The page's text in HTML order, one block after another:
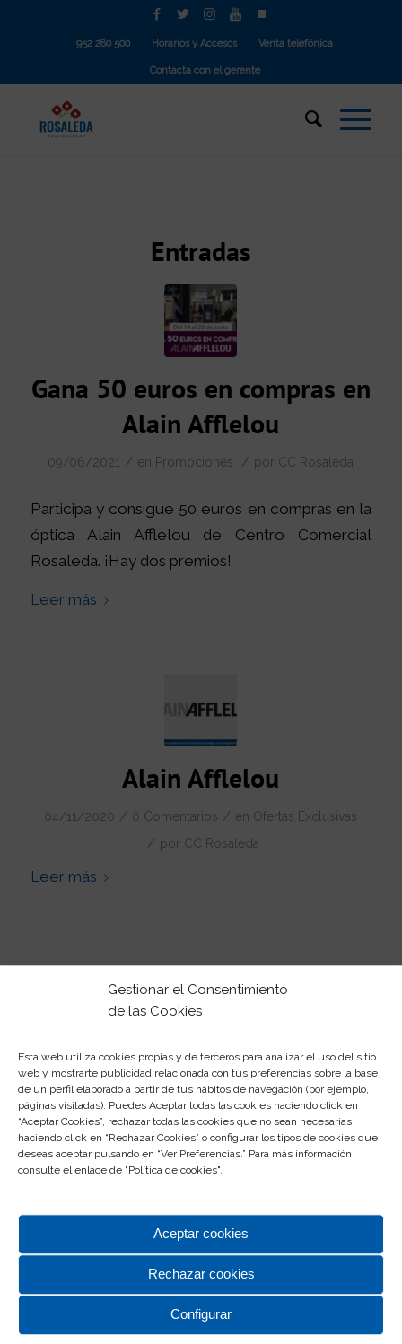
Gestionar el Consentimiento
de las Cookies
Esta web utiliza cookies propias y de terceros para analizar el uso del sitio
web y mostrarte publicidad relacionada con tus preferencias sobre la base
de un perfil elaborado a partir de tus hábitos de navegación (por ejemplo,
páginas visitadas). Puedes Aceptar todas las cookies haciendo click en
“Aceptar Cookies”, rechazar todas las cookies que no sean necesarias
haciendo click en “Rechazar Cookies” o configurar los tipos de cookies que
deseas aceptar pulsando en “Ver Preferencias.” Para más información
consulte el enlace de "Política de cookies".
Aceptar cookies
Rechazar cookies
Configurar
952 280 500 Horarios y Accesos Venta telefónica
Contacta con el gerente
Entradas
Gana 50 euros en compras en
Alain Afflelou
09/06/2021 / en Promociones / por CC Rosaleda
Participa y consigue 50 euros en compras en la
óptica Alain Afflelou de Centro Comercial
Rosaleda. ¡Hay dos premios!
Leer más
Alain Afflelou
04/11/2020 / 0 Comentarios / en Ofertas Exclusivas
/ por CC Rosaleda
Leer más
CENTRO COMERCIAL ROSALEDA
Un completo centro comercial en el que, sin duda,
vas a descubrirlo último en el diseño y lo primero en
calidad.
Tu centro comercial de siempre… Desde siempre con
Gestionado por